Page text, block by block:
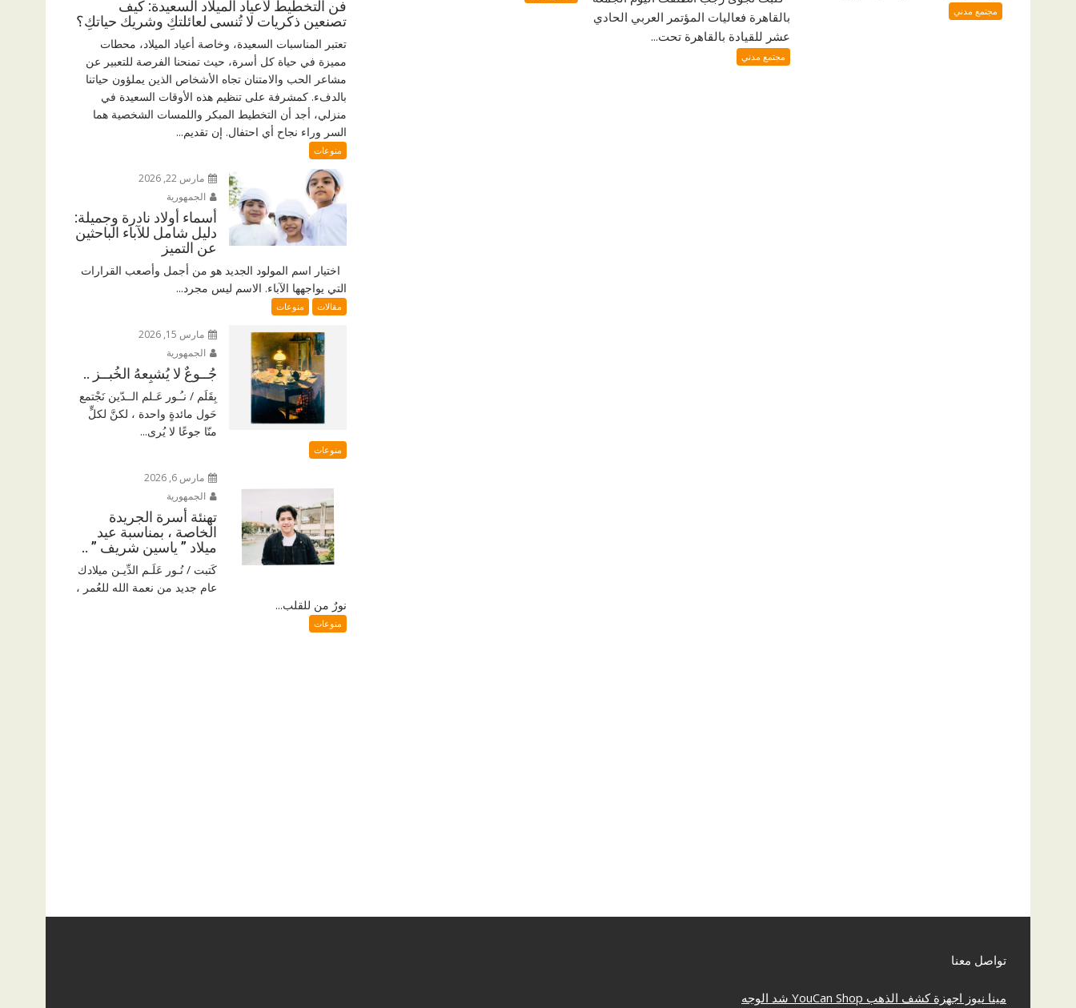
مجتمع مدني
بالقاهرة فعاليات المؤتمر العربي الحادي
عشر للقيادة بالقاهرة تحت...
مجتمع مدني
فن التخطيط لأعياد الميلاد السعيدة: كيف
تصنعين ذكريات لا تُنسى لعائلتكِ وشريك حياتكِ؟
تعتبر المناسبات السعيدة، وخاصة أعياد الميلاد، محطات
مميزة في حياة كل أسرة، حيث تمنحنا الفرصة للتعبير عن
مشاعر الحب والامتنان تجاه الأشخاص الذين يملؤون حياتنا
بالدفء. كمشرفة على تنظيم هذه الأوقات السعيدة في
منزلي، أجد أن التخطيط المبكر واللمسات الشخصية هما
السر وراء نجاح أي احتفال. إن تقديم...
منوعات
مارس 22, 2026
الجمهورية
أسماء أولاد نادرة وجميلة:
دليل شامل للآباء الباحثين
عن التميز
اختيار اسم المولود الجديد هو من أجمل وأصعب القرارات
التي يواجهها الآباء. الاسم ليس مجرد...
مقالات منوعات
مارس 15, 2026
الجمهورية
جُــوعٌ لا يُشبِعهُ الخُبــز ..
بِقَلَم / نـُـور عَـلم الــدّين نَجْتمع
حَول مائدةٍ واحدة ، لكنَّ لكلٍّ
منّا جوعًا لا يُرى...
منوعات
مارس 6, 2026
الجمهورية
تهنئة أسرة الجريدة
الخاصة ، بمناسبة عيد
ميلاد ” ياسين شريف ” ..
كَتبت / نُـور عَلَـم الدِّيـن ميلادك
عام جديد من نعمة الله للعُمر ،
نورٌ من للقلب...
منوعات
تواصل معنا
مينا نيوز اجهزة كشف الذهب YouCan Shop شد الوجه